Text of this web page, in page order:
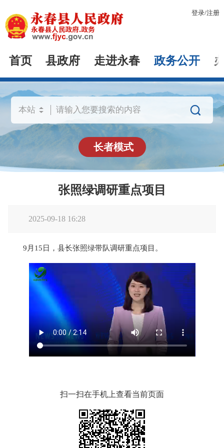
登录/注册
首页 县政府 走进永春 政务公开

长者模式
张照绿调研重点项目
2025-09-18 16:28
9月15日，县长张照绿带队调研重点项目。
扫一扫在手机上查看当前页面